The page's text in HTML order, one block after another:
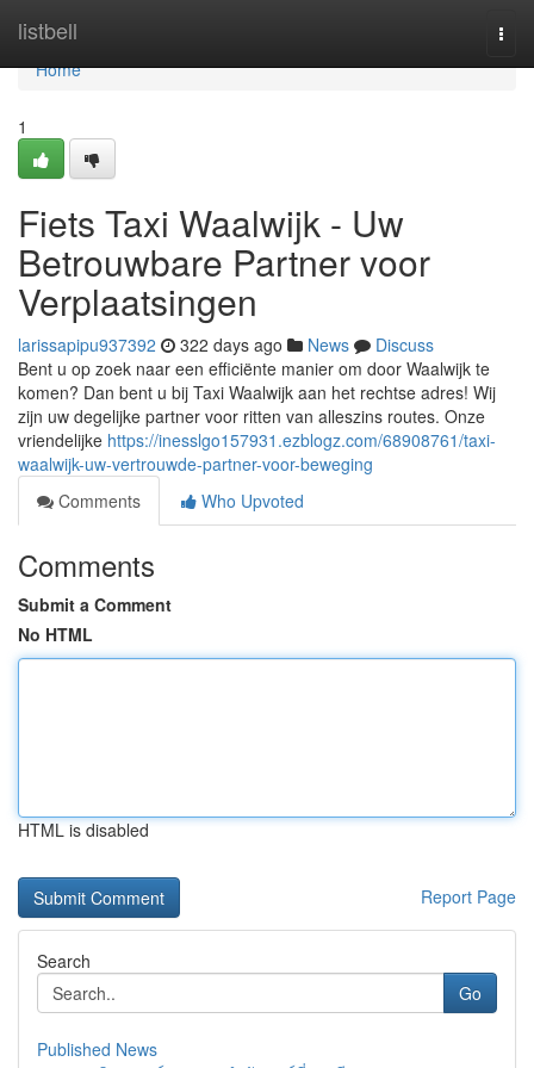
listbell
Home
Home
1
Fiets Taxi Waalwijk - Uw
Betrouwbare Partner voor
Verplaatsingen
larissapipu937392 322 days ago News
Discuss
Bent u op zoek naar een efficiënte manier om door Waalwijk te
komen? Dan bent u bij Taxi Waalwijk aan het rechtse adres! Wij
zijn uw degelijke partner voor ritten van alleszins routes. Onze
vriendelijke https://inesslgo157931.ezblogz.com/68908761/taxi-
waalwijk-uw-vertrouwde-partner-voor-beweging
Comments
Who Upvoted
Comments
Submit a Comment
No HTML
HTML is disabled
Report Page
Search
Go
Published News